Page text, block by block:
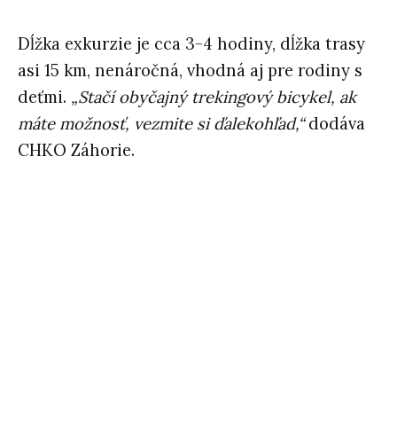
Dĺžka exkurzie je cca 3-4 hodiny, dĺžka trasy
asi 15 km, nenáročná, vhodná aj pre rodiny s
deťmi. „Stačí obyčajný trekingový bicykel, ak
máte možnosť, vezmite si ďalekohľad,“dodáva
CHKO Záhorie.